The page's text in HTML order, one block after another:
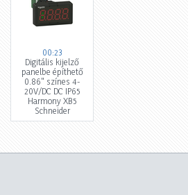
00:23
Digitális kijelző
panelbe építhető
0.86" színes 4-
20V/DC DC IP65
Harmony XB5
Schneider